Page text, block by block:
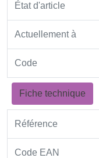
État d'article
Actuellement à
Code
Fiche technique
Référence
Code EAN